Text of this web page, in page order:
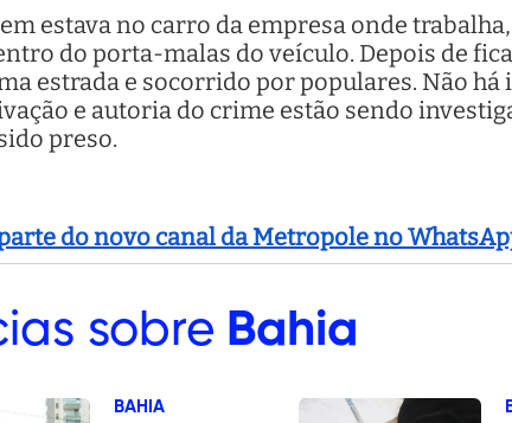
estava no carro da empresa onde
do porta-malas do veículo. Depois de
estrada e socorrido por populares. Não
e autoria do crime estão sendo
preso.
do novo canal da Metropole no
sobre Bahia
BAHIA